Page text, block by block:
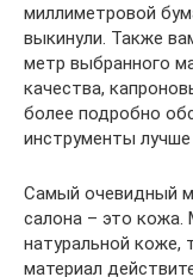
миллиметровой
выкинули. Также
метр выбранного
качества,
более подробно
инструменты
Самый очевидный
салона – это кожа.
натуральной коже,
материал